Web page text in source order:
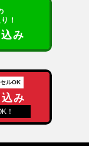
！
み
ルOK
み
！